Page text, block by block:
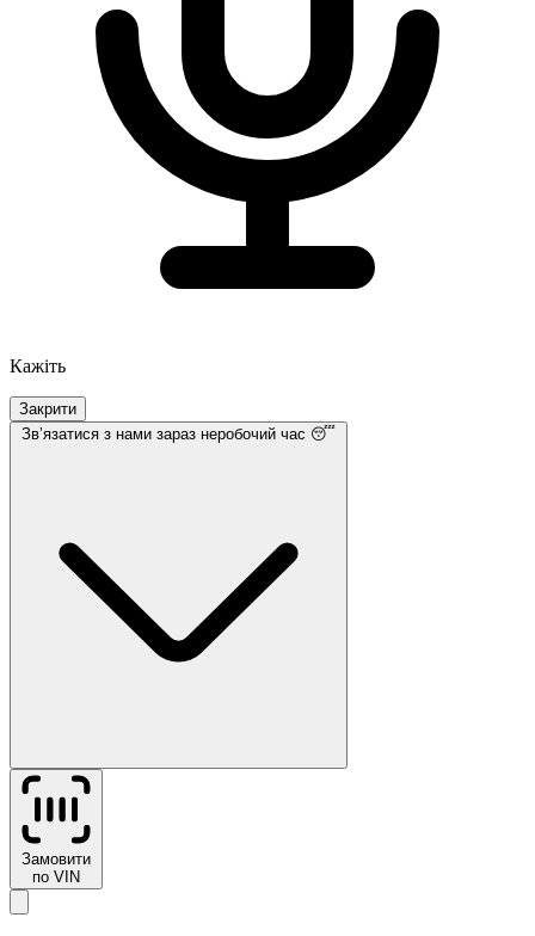
Кажіть
Закрити
Звʼязатися з нами зараз неробочий час 😴
Замовити
по VIN